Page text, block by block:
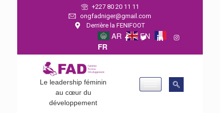
+227 80 20 11 11
ongfadniger@gmail.com
Derrière la FENIFOOT
AR EN
FR
Le leadership féminin
au cœur du
développement